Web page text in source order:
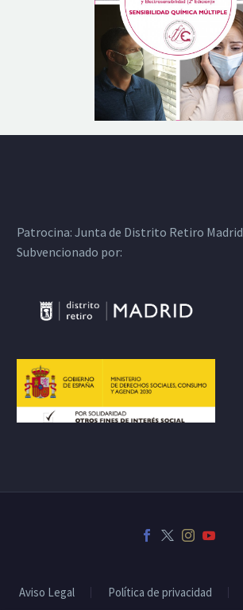
Patrocina: Junta de Distrito Retiro Madrid
Subvencionado por:
Aviso Legal Política de privacidad